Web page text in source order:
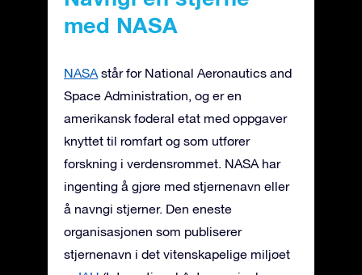
med NASA
NASA står for National Aeronautics and
Space Administration, og er en
amerikansk føderal etat med oppgaver
knyttet til romfart og som utfører
forskning i verdensrommet. NASA har
ingenting å gjøre med stjernenavn eller
å navngi stjerner. Den eneste
organisasjonen som publiserer
stjernenavn i det vitenskapelige miljøet